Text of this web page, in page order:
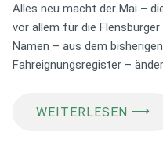
Alles neu macht der Mai –
vor allem für die
Namen – aus dem
Fahreignungsregister –
WEITERLESEN ⟶